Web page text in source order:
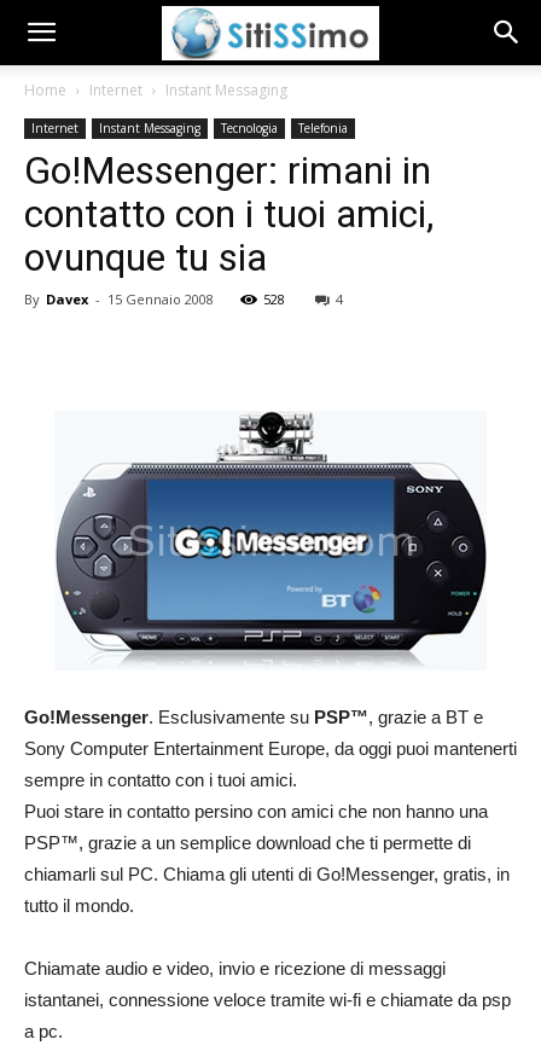
Home Internet Instant Messaging
Internet Instant Messaging Tecnologia Telefonia
Go!Messenger: rimani in
contatto con i tuoi amici,
ovunque tu sia
By Davex - 15 Gennaio 2008 528 4
Go!Messenger. Esclusivamente su PSP™, grazie a BT e
Sony Computer Entertainment Europe, da oggi puoi mantenerti
sempre in contatto con i tuoi amici.
Puoi stare in contatto persino con amici che non hanno una
PSP™, grazie a un semplice download che ti permette di
chiamarli sul PC. Chiama gli utenti di Go!Messenger, gratis, in
tutto il mondo.
Chiamate audio e video, invio e ricezione di messaggi
istantanei, connessione veloce tramite wi-fi e chiamate da psp
a pc.